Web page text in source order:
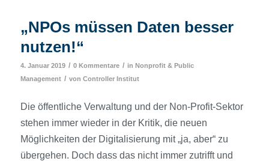
„NPOs müssen Daten besser
nutzen!“
4. Januar 2019 / 0 Kommentare / in Nonprofit & Public
Management / von Controller Institut
Die öffentliche Verwaltung und der Non-Profit-Sektor
stehen immer wieder in der Kritik, die neuen
Möglichkeiten der Digitalisierung mit „ja, aber“ zu
übergehen. Doch dass das nicht immer zutrifft und